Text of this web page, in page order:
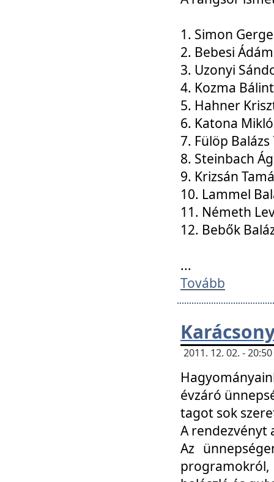
1. Simon
2. Bebesi
3. Uzonyi
4. Kozma
5. Hahner
6. Katona
7. Fülöp
8. Steinbach
9. Krizsán
10. Lammel
11. Németh
12. Bebők
...
Tovább
2011. 12. 02. -
évzáró
tagot sok
A rendezvényt
Az